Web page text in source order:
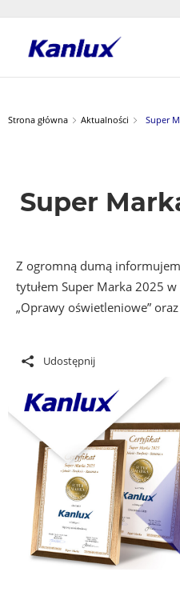
główna
Strona główna Aktualności Super
Super
Z ogromną dumą
tytułem Super Marka 2025
„Oprawy oświetleniowe” oraz
Udostępnij